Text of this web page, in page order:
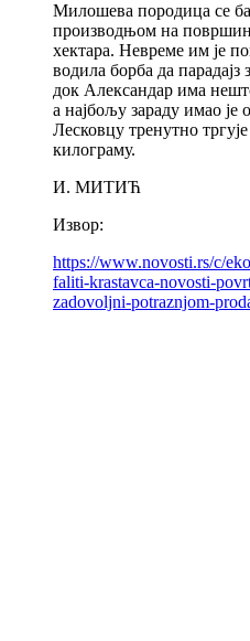
Милошева породица се
производњом на
хектара. Невреме им је
водила борба да
док Александар има
а најбољу зараду имао је
Лесковцу тренутно
килограму.
И. МИТИЋ
Извор:
https://www.novosti.rs/c/
faliti-krastavca-novosti-
zadovoljni-potraznjom-